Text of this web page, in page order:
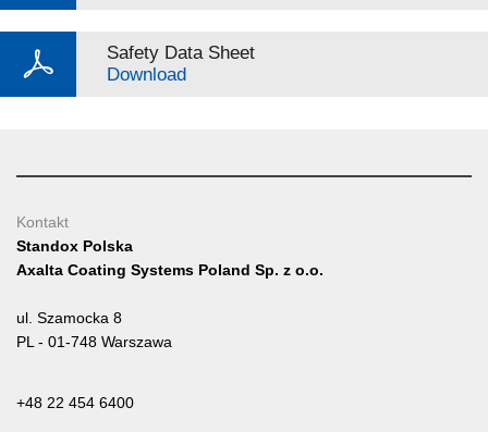
Safety Data Sheet
Download
Kontakt
Standox Polska
Axalta Coating Systems Poland Sp. z o.o.
ul. Szamocka 8
PL - 01-748 Warszawa
+48 22 454 6400